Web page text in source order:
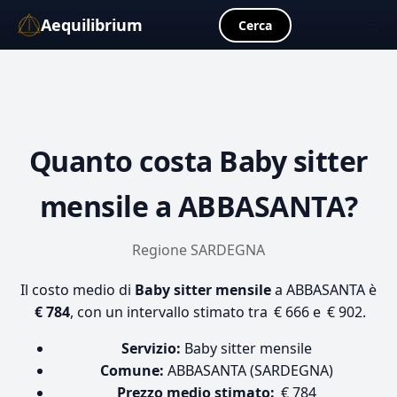
Aequilibrium Cerca
Quanto costa Baby sitter
mensile a ABBASANTA?
Regione SARDEGNA
Il costo medio di Baby sitter mensilea ABBASANTA è
€ 784, con un intervallo stimato tra € 666 e € 902.
Servizio: Baby sitter mensile
Comune: ABBASANTA (SARDEGNA)
Prezzo medio stimato: € 784